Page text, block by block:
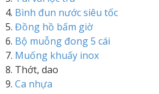
Bình đun nước siêu tốc
Đồng hồ bấm giờ
Bộ muỗng đong 5 cái
Muống khuấy inox
Thớt, dao
Ca nhựa